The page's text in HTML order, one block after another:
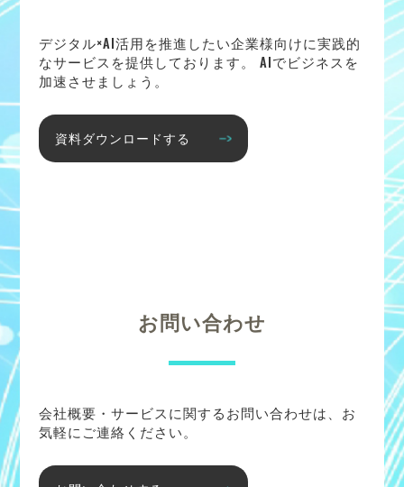
デジタル×AI活用を推進したい企業様向けに実践的
なサービスを提供しております。 AIでビジネスを
加速させましょう。
資料ダウンロードする
お問い合わせ
会社概要・サービスに関するお問い合わせは、お
気軽にご連絡ください。